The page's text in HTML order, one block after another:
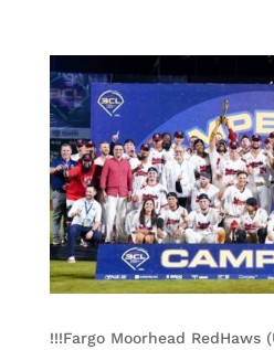
!!!Fargo Moorhead RedHaws